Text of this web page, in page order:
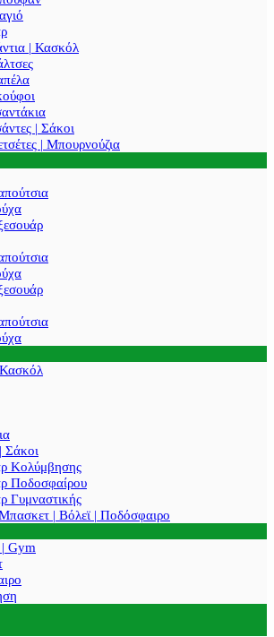
| Κασκόλ
| Σάκοι
| Μπουρνούζια
Σάκοι
Κολύμβησης
Ποδοσφαίρου
Γυμναστικής
| Βόλεϊ | Ποδόσφαιρο
Gym